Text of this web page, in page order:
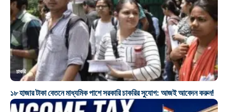
চাকরি
১৮ হাজার টাকা বেতনে মাধ্যমিক পাশে সরকারি চাকরির সুযোগ: আজই আবেদন করুন!